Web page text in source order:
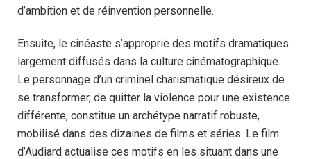
d’ambition et de réinvention personnelle.
Ensuite, le cinéaste s’approprie des motifs dramatiques
largement diffusés dans la culture cinématographique.
Le personnage d’un criminel charismatique désireux de
se transformer, de quitter la violence pour une existence
différente, constitue un archétype narratif robuste,
mobilisé dans des dizaines de films et séries. Le film
d’Audiard actualise ces motifs en les situant dans une